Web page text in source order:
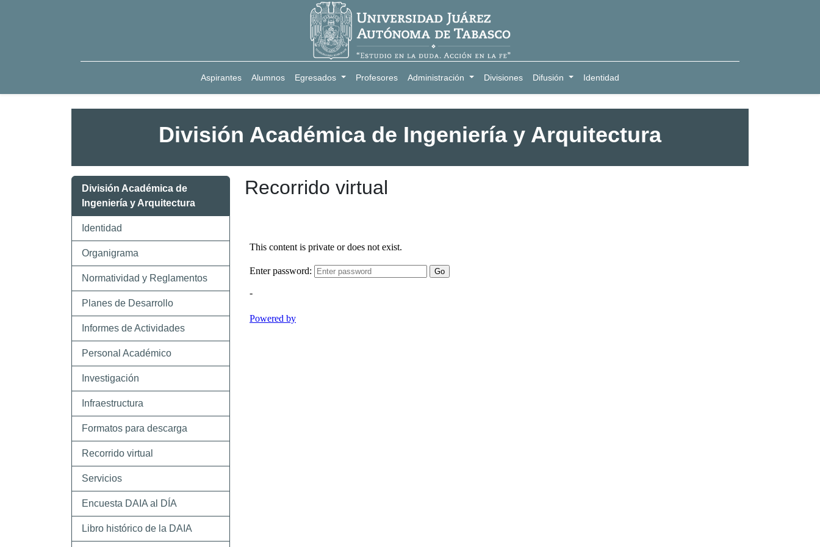
Aspirantes Alumnos Egresados Profesores Administración Divisiones Difusión Identidad
División Académica de Ingeniería y Arquitectura
División Académica de
Ingeniería y Arquitectura
Identidad
Organigrama
Normatividad y Reglamentos
Planes de Desarrollo
Informes de Actividades
Personal Académico
Investigación
Infraestructura
Formatos para descarga
Recorrido virtual
Servicios
Encuesta DAIA al DÍA
Libro histórico de la DAIA
Recorrido virtual